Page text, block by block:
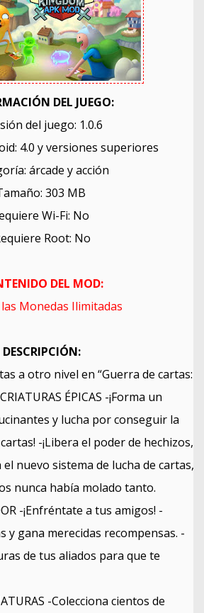
DEL JUEGO:
del juego: 1.0.6
4.0 y versiones superiores
árcade y acción
303 MB
Wi-Fi: No
Root: No
DEL MOD:
Monedas Ilimitadas
DESCRIPCIÓN:
a otro nivel en “Guerra de cartas:
ÉPICAS -¡Forma un
y lucha por conseguir la
-¡Libera el poder de hechizos,
nuevo sistema de lucha de cartas,
nunca había molado tanto.
-¡Enfréntate a tus amigos! -
y gana merecidas recompensas. -
de tus aliados para que te
-Colecciona cientos de